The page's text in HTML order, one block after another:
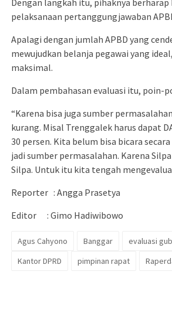
Dengan langkah itu, pihaknya
pelaksanaan pertanggungjawaban
Apalagi dengan jumlah APBD yang
mewujudkan belanja pegawai yang
maksimal.
Dalam pembahasan evaluasi itu, poin-
“Karena bisa juga sumber
kurang. Misal Trenggalek harus dapat
30 persen. Kita belum bisa bicara
jadi sumber permasalahan. Karena
Silpa. Untuk itu kita tengah
Reporter : Angga Prasetya
Editor : Gimo Hadiwibowo
Agus Cahyono Banggar evaluasi
Kantor DPRD
pimpinan rapat